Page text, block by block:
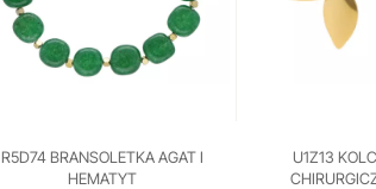
R5D74 BRANSOLETKA AGAT I
HEMATYT
U1Z13